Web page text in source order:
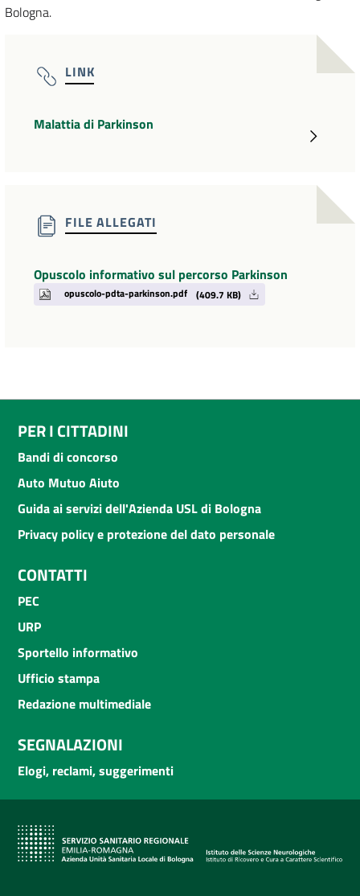
Bologna.
LINK
Malattia di Parkinson
FILE ALLEGATI
Opuscolo informativo sul percorso Parkinson
opuscolo-pdta-parkinson.pdf (409.7 KB)
PER I CITTADINI
Bandi di concorso
Auto Mutuo Aiuto
Guida ai servizi dell'Azienda USL di Bologna
Privacy policy e protezione del dato personale
CONTATTI
PEC
URP
Sportello informativo
Ufficio stampa
Redazione multimediale
SEGNALAZIONI
Elogi, reclami, suggerimenti